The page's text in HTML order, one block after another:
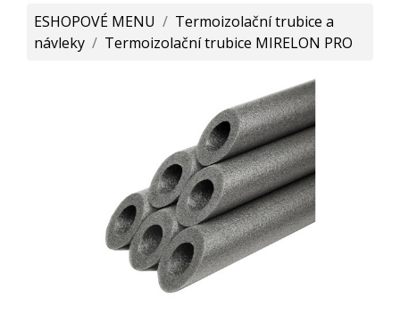
ESHOPOVÉ MENU / Termoizolační trubice a
návleky / Termoizolační trubice MIRELON PRO